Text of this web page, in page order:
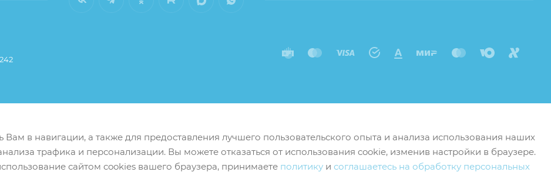
в навигации, а также для предоставления лучшего пользовательского опыта и анализа использования наших
трафика и персонализации. Вы можете отказаться от использования cookie, изменив настройки в браузере.
сайтом cookies вашего браузера, принимаете политику и соглашаетесь на обработку персональных